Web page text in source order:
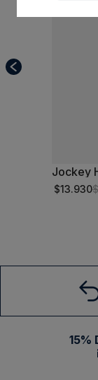
S/T
Jockey
$13.930$
15%